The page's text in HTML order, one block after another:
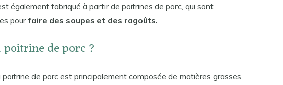
également fabriqué à partir de poitrines de porc, qui sont
pourfaire des soupes et des ragoûts.
de porc ?
de porc est principalement composée de matières grasses,